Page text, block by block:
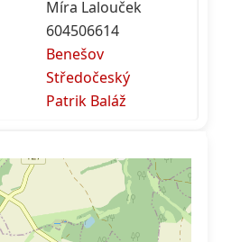
Míra Lalouček
604506614
Benešov
Středočeský
Patrik Baláž